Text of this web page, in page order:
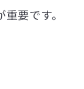
要です。